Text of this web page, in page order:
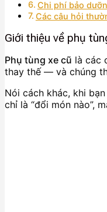
Chi phí bảo
Các câu hỏi
Giới thiệu về phụ
Phụ tùng xe cũ là các
thay thế — và chúng
Nói cách khác, khi
chỉ là “đổi món nào”,